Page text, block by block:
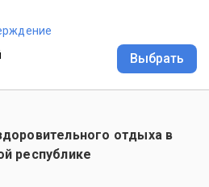
Выбрать
отдыха в
республике